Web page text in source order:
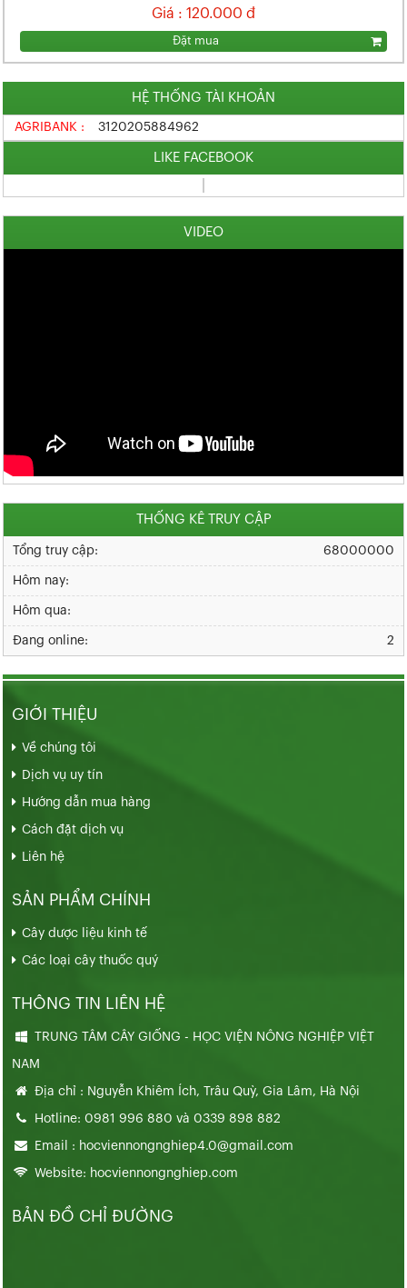
Giá : 120.000 đ
Đặt mua
HỆ THỐNG TÀI KHOẢN
AGRIBANK : 3120205884962
LIKE FACEBOOK
VIDEO
THỐNG KÊ TRUY CẬP
68000000
Tổng truy cập:
Hôm nay:
Hôm qua:
2
Đang online:
GIỚI THIỆU
Về chúng tôi
Dịch vụ uy tín
Hướng dẫn mua hàng
Cách đặt dịch vụ
Liên hệ
SẢN PHẨM CHÍNH
Cây dược liệu kinh tế
Các loại cây thuốc quý
THÔNG TIN LIÊN HỆ
TRUNG TÂM CÂY GIỐNG - HỌC VIỆN NÔNG NGHIỆP VIỆT
NAM
Địa chỉ : Nguyễn Khiêm Ích, Trâu Quỳ, Gia Lâm, Hà Nội
Hotline: 0981 996 880 và 0339 898 882
Email : hocviennongnghiep4.0@gmail.com
Website: hocviennongnghiep.com
BẢN ĐỒ CHỈ ĐƯỜNG